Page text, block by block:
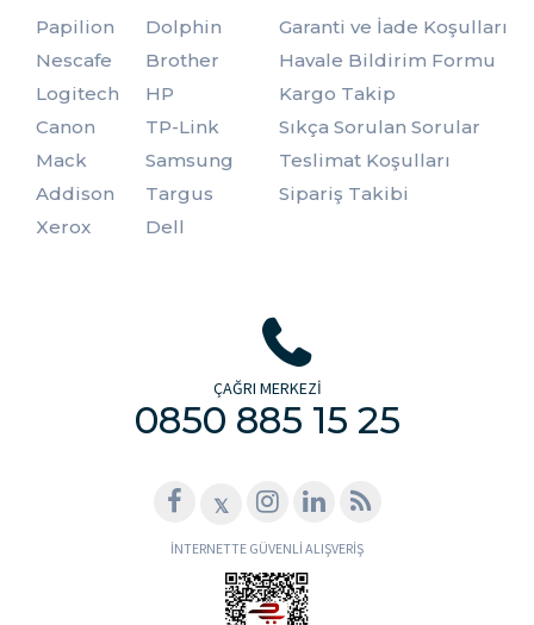
Papilion
Dolphin
Nescafe
Brother
Logitech
HP
Canon
TP-Link
Mack
Samsung
Addison
Targus
Xerox
Dell
Garanti ve İade Koşulları
Havale Bildirim Formu
Kargo Takip
Sıkça Sorulan Sorular
Teslimat Koşulları
Sipariş Takibi
ÇAĞRI MERKEZİ
0850 885 15 25
𝕏
İNTERNETTE GÜVENLİ ALIŞVERİŞ